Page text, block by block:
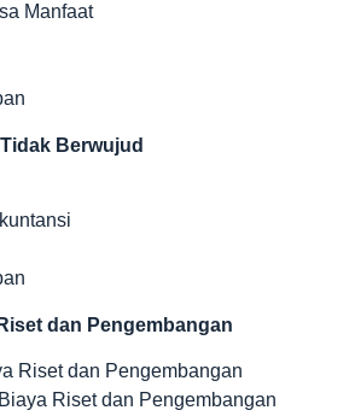
Manfaat
Berwujud
dan Pengembangan
Riset dan Pengembangan
Riset dan Pengembangan